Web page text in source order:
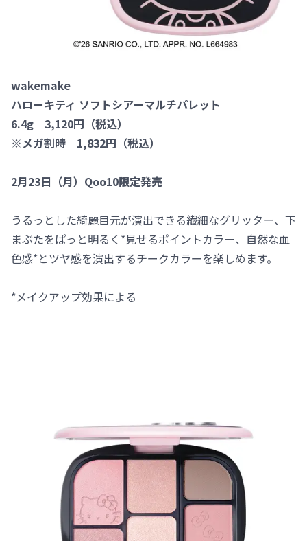
wakemake
ハローキティ ソフトシアーマルチパレット
6.4g 3,120円（税込）
※メガ割時 1,832円（税込）
2月23日（月）Qoo10限定発売
うるっとした綺麗目元が演出できる繊細なグリッター、下
まぶたをぱっと明るく*見せるポイントカラー、自然な血
色感*とツヤ感を演出するチークカラーを楽しめます。
*メイクアップ効果による